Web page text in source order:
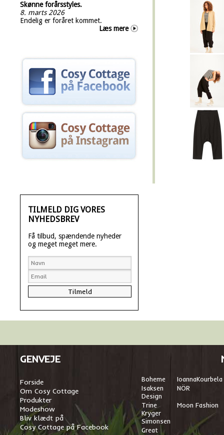
Skønne forårsstyles.
8. marts 2026
Endelig er foråret kommet.
Læs mere
TILMELD DIG VORES
NYHEDSBREV
Få tilbud, spændende nyheder
og meget meget mere.
GENVEJE
Forside
Om Cosy Cottage
Produkter
Modeshow
Bliv klædt på
Cosy Cottage på Facebook
Boheme IoannaKourbela
Isaksen
Design
NÖR
Trine
Kryger
Simonsen
Moon Fashion
Great